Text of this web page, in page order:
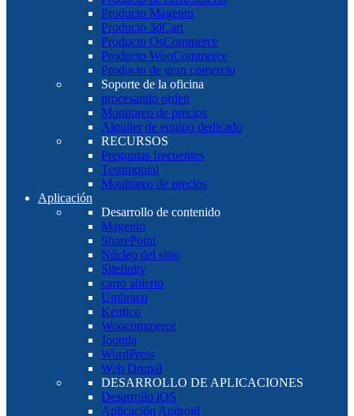
Producto Magento
Producto 3dCart
Producto OsCommerce
Producto WooCommerce
Producto de gran comercio
Soporte de la oficina
procesando orden
Monitoreo de precios
Alquiler de equipo dedicado
RECURSOS
Preguntas frecuentes
Testimonial
Monitoreo de precios
Aplicación
Desarrollo de contenido
Magento
SharePoint
Núcleo del sitio
Sitefinity
carro abierto
Umbraco
Kentico
Woocommerce
Joomla
WordPress
Web Drupal
DESARROLLO DE APLICACIONES
Desarrollo iOS
Aplicación Android